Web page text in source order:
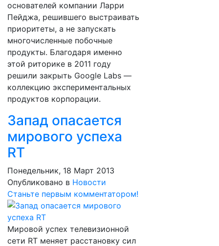
основателей компании Ларри
Пейджа, решившего выстраивать
приоритеты, а не запускать
многочисленные побочные
продукты. Благодаря именно
этой риторике в 2011 году
решили закрыть Google Labs —
коллекцию экспериментальных
продуктов корпорации.
Запад опасается
мирового успеха
RT
Понедельник, 18 Март 2013
Опубликовано в Новости
Станьте первым комментатором!
Мировой успех телевизионной
сети RT меняет расстановку сил